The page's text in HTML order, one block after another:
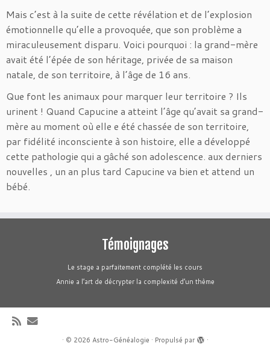
Mais c’est à la suite de cette révélation et de l’explosion
émotionnelle qu’elle a provoquée, que son problème a
miraculeusement disparu. Voici pourquoi : la grand-mère
avait été l’épée de son héritage, privée de sa maison
natale, de son territoire, à l’âge de 16 ans.
Que font les animaux pour marquer leur territoire ? Ils
urinent ! Quand Capucine a atteint l’âge qu’avait sa grand-
mère au moment où elle e été chassée de son territoire,
par fidélité inconsciente à son histoire, elle a développé
cette pathologie qui a gâché son adolescence. aux derniers
nouvelles , un an plus tard Capucine va bien et attend un
bébé.
Témoignages
Le stage a parfaitement complété les cours
Annie a l’art de décrypter la complexité d’un thème
· © 2026 Astro-Généalogie · Propulsé par ·